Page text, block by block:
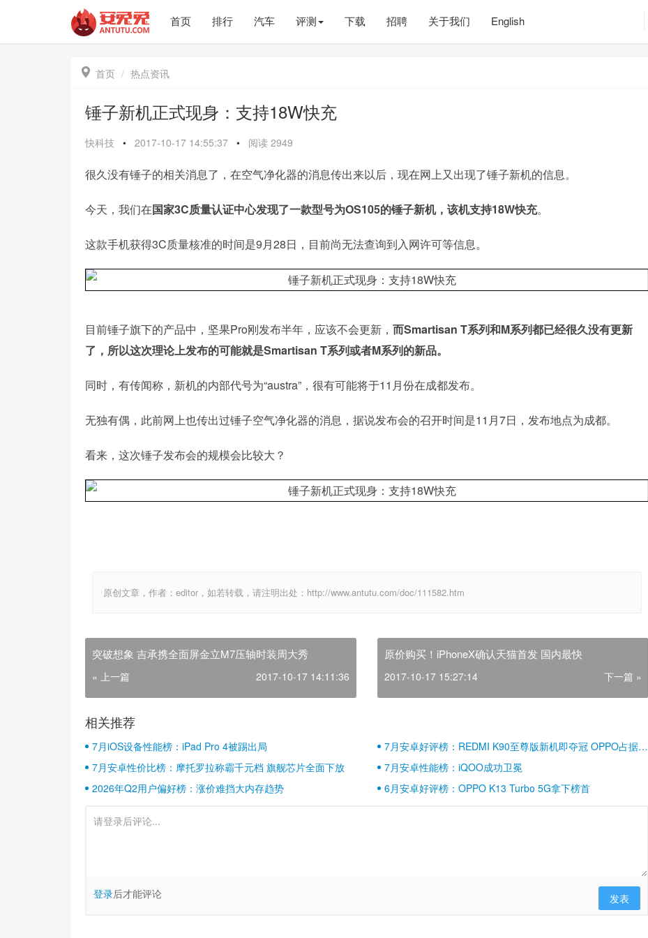
首页 排行 汽车 评测 下载 招聘 关于我们 English
 首页 热点资讯
锤子新机正式现身：支持18W快充
快科技 • 2017-10-17 14:55:37 • 阅读 2949
很久没有锤子的相关消息了，在空气净化器的消息传出来以后，现在网上又出现了锤子新机的信息。
今天，我们在国家3C质量认证中心发现了一款型号为OS105的锤子新机，该机支持18W快充。
这款手机获得3C质量核准的时间是9月28日，目前尚无法查询到入网许可等信息。
目前锤子旗下的产品中，坚果Pro刚发布半年，应该不会更新， 而Smartisan T系列和M系列都已经很久没有更新
了，所以这次理论上发布的可能就是Smartisan T系列或者M系列的新品。
同时，有传闻称，新机的内部代号为“austra”，很有可能将于11月份在成都发布。
无独有偶，此前网上也传出过锤子空气净化器的消息，据说发布会的召开时间是11月7日，发布地点为成都。
看来，这次锤子发布会的规模会比较大？
原创文章，作者：editor，如若转载，请注明出处：http://www.antutu.com/doc/111582.htm
突破想象 吉承携全面屏金立M7压轴时装周大秀
« 上一篇 2017-10-17 14:11:36
原价购买！iPhoneX确认天猫首发 国内最快
2017-10-17 15:27:14 下一篇 »
相关推荐
7月iOS设备性能榜：iPad Pro 4被踢出局
7月安卓好评榜：REDMI K90至尊版新机即夺冠 OPPO占据半
壁江山
7月安卓性价比榜：摩托罗拉称霸千元档 旗舰芯片全面下放
7月安卓性能榜：iQOO成功卫冕
2026年Q2用户偏好榜：涨价难挡大内存趋势
6月安卓好评榜：OPPO K13 Turbo 5G拿下榜首
登录后才能评论 发表